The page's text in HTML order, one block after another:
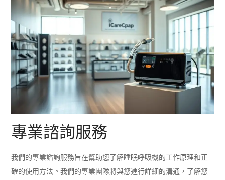
專業諮詢服務
我們的專業諮詢服務旨在幫助您了解睡眠呼吸機的工作原理和正
確的使用方法。我們的專業團隊將與您進行詳細的溝通，了解您